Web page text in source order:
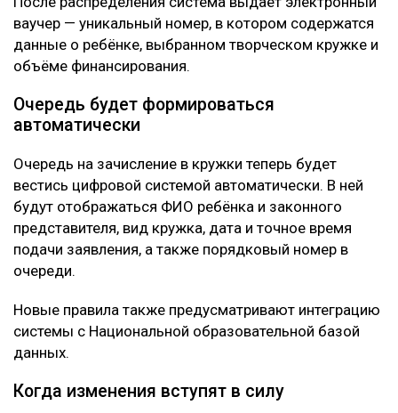
ваучер — уникальный номер, в котором содержатся
данные о ребёнке, выбранном творческом кружке и
объёме финансирования.
Очередь будет формироваться
автоматически
Очередь на зачисление в кружки теперь будет
вестись цифровой системой автоматически. В ней
будут отображаться ФИО ребёнка и законного
представителя, вид кружка, дата и точное время
подачи заявления, а также порядковый номер в
очереди.
Новые правила также предусматривают интеграцию
системы с Национальной образовательной базой
данных.
Когда изменения вступят в силу